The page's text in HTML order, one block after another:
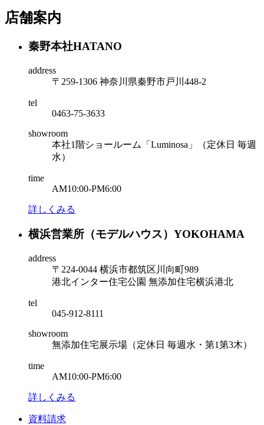
店舗案内
秦野本社HATANO
address
〒259-1306 神奈川県秦野市戸川448-2
tel
0463-75-3633
showroom
本社1階ショールーム「Luminosa」（定休日 毎週
水）
time
AM10:00-PM6:00
詳しくみる
横浜営業所 （モデルハウス） YOKOHAMA
address
〒224-0044 横浜市都筑区川向町989
港北インター住宅公園 無添加住宅横浜港北
tel
045-912-8111
showroom
無添加住宅展示場（定休日 毎週水・第1第3木）
time
AM10:00-PM6:00
詳しくみる
資料請求